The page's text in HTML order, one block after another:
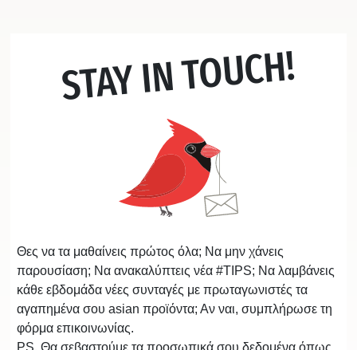
STAY IN TOUCH!
Θες να τα μαθαίνεις πρώτος όλα; Να μην χάνεις
παρουσίαση; Να ανακαλύπτεις νέα #TIPS; Να λαμβάνεις
κάθε εβδομάδα νέες συνταγές με πρωταγωνιστές τα
αγαπημένα σου asian προϊόντα; Αν ναι, συμπλήρωσε τη
φόρμα επικοινωνίας.
PS. Θα σεβαστούμε τα προσωπικά σου δεδομένα όπως